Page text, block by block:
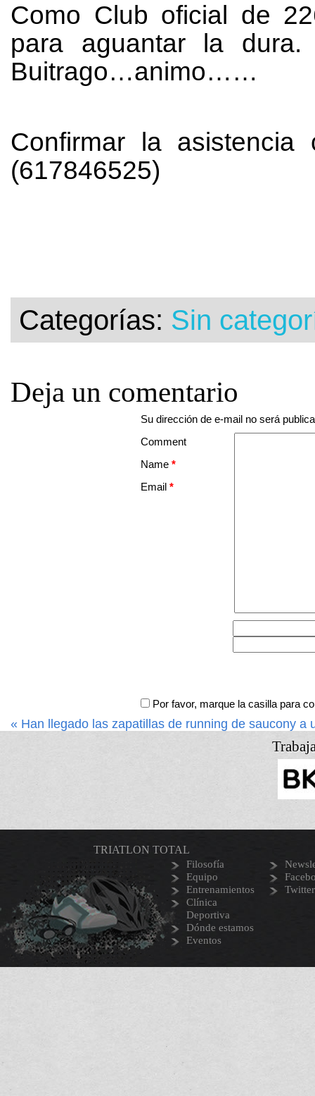
Como Club oficial de
para aguantar la
Buitrago…animo……
Confirmar la
(617846525)
Categorías: Sin
Deja un comentario
Su dirección de e-mail no será
Comment
Name *
Email *
Por favor, marque la casilla para
« Han llegado las zapatillas de running de saucony a
TRIATLON TOTAL
Filosofía
Equipo
Entrenamientos
Clínica
Deportiva
Dónde estamos
Eventos
Twitter